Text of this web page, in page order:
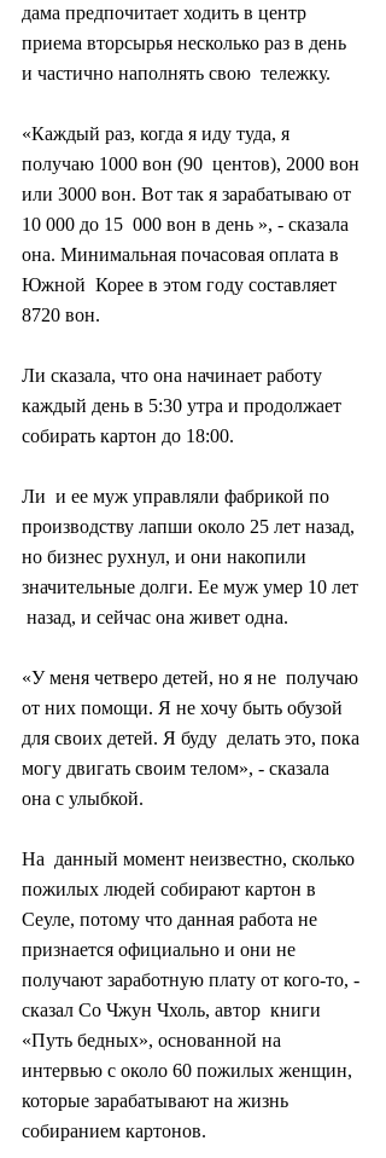
дама предпочитает ходить в центр
приема вторсырья несколько раз в день
и частично наполнять свою  тележку.
«Каждый раз, когда я иду туда, я
получаю 1000 вон (90  центов), 2000 вон
или 3000 вон. Вот так я зарабатываю от
10 000 до 15  000 вон в день », - сказала
она. Минимальная почасовая оплата в
Южной  Корее в этом году составляет
8720 вон.
Ли сказала, что она начинает работу
каждый день в 5:30 утра и продолжает
собирать картон до 18:00.
Ли  и ее муж управляли фабрикой по
производству лапши около 25 лет назад,
но бизнес рухнул, и они накопили
значительные долги. Ее муж умер 10 лет
назад, и сейчас она живет одна.
«У меня четверо детей, но я не  получаю
от них помощи. Я не хочу быть обузой
для своих детей. Я буду  делать это, пока
могу двигать своим телом», - сказала
она с улыбкой.
На  данный момент неизвестно, сколько
пожилых людей собирают картон в
Сеуле, потому что данная работа не
признается официально и они не
получают заработную плату от кого-то, -
сказал Со Чжун Чхоль, автор  книги
«Путь бедных», основанной на
интервью с около 60 пожилых женщин,
которые зарабатывают на жизнь
собиранием картонов.